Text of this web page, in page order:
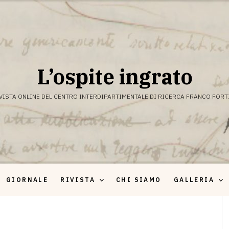
L’ospite ingrato
ONLINE DEL CENTRO INTERDIPARTIMENTALE DI RICERCA FRANCO
GIORNALE RIVISTA CHI SIAMO GALLERIA